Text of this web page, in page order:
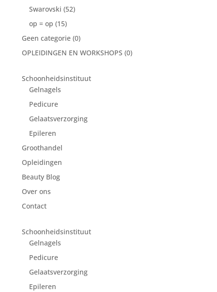
Swarovski (52)
op = op (15)
Geen categorie (0)
OPLEIDINGEN EN WORKSHOPS (0)
Schoonheidsinstituut
Gelnagels
Pedicure
Gelaatsverzorging
Epileren
Groothandel
Opleidingen
Beauty Blog
Over ons
Contact
Schoonheidsinstituut
Gelnagels
Pedicure
Gelaatsverzorging
Epileren